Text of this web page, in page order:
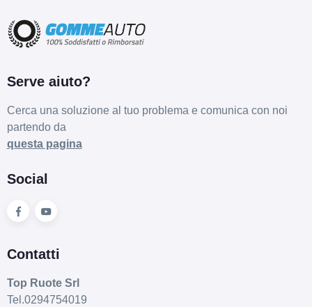
Serve aiuto?
Cerca una soluzione al tuo problema e comunica con noi
partendo da
questa pagina
Social
Contatti
Top Ruote Srl
Tel.0294754019